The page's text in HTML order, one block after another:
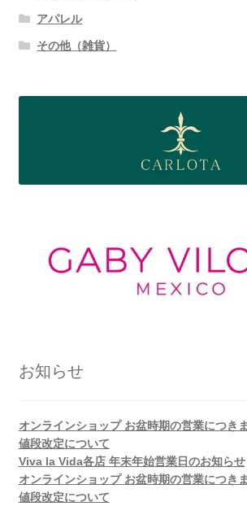
アパレル
その他（雑貨）
お知らせ
オンラインショップ お盆時期の営業につき
値段改定について
Viva la Vida各店 年末年始営業日のお知らせ
オンラインショップ お盆時期の営業につき
値段改定について